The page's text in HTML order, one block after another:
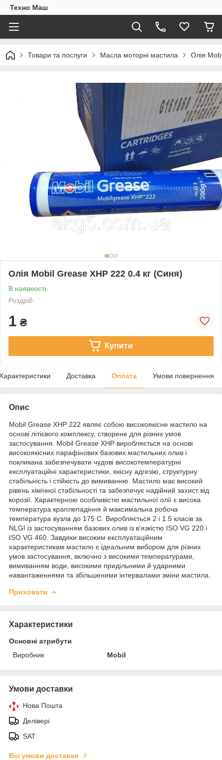
Техно Маш
Товари та послуги Масла моторні мастила Олія
Олія Mobil Grease XHP 222 0.4 кг (Синя)
В наявності
Роздріб
1 ₴
Купити
Доставка Оплата Умови повернення
Опис
Mobil Grease XHP 222 являє собою високоякісне мастило на
основі літієвого комплексу, створене для різних умов
застосування. Mobil Grease XHP виробляється на основі
високоякісних парафінових базових мастильних олив і
покликана забезпечувати чудові високотемпературні
експлуатаційні характеристики, якісну адгезію, структурну
стабільність і стійкість до вимиванню. Мастило має високий
рівень хімічної стабільності та забезпечує надійний захист від
корозії. Характерною особливістю мастильної олії є висока
температура краплепадіння й максимальна робоча
температура вузла до 175 С. Виробляється 2 і 1.5 класів за
NLGI із застосуванням базових олив із в'язкістю ISO VG 220 і
ISO VG 460. Завдяки високим експлуатаційним
характеристикам мастило є ідеальним вибором для різних
умов застосування, включно з високими температурами,
вимиванням води, високими придільними й ударними
навантаженнями та збільшеними інтервалами зміни мастила.
Приховати
Характеристики
Основні атрибути
Виробник
Mobil
Умови доставки
Нова Пошта
Делівері
SAT
Всі умови доставки